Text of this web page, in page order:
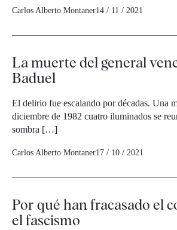
Carlos Alberto Montaner14 / 11 / 2021
La muerte del general
Baduel
El delirio fue escalando por décadas. Una
diciembre de 1982 cuatro iluminados se
sombra […]
Carlos Alberto Montaner17 / 10 / 2021
Por qué han fracasado el
el fascismo